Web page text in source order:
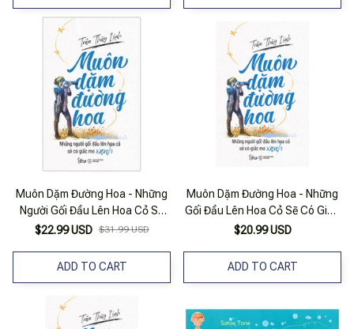
Muôn Dặm Đường Hoa - Những
Người Gối Đầu Lên Hoa Cỏ Sẽ
Có Giấc Mơ Xanh
$22.99 USD $31.99 USD
ADD TO CART
Muôn Dặm Đường Hoa - Những
Gối Đầu Lên Hoa Cỏ Sẽ Có Giấc
Mơ Xanh
$20.99 USD
ADD TO CART